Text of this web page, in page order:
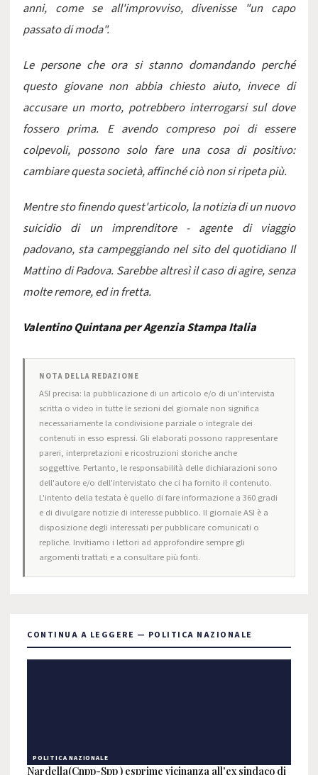
anni, come se all'improvviso, divenisse "un capo
passato di moda".
Le persone che ora si stanno domandando perché
questo giovane non abbia chiesto aiuto, invece di
accusare un morto, potrebbero interrogarsi sul dove
fossero prima. E avendo compreso poi di essere
colpevoli, possono solo fare una cosa di positivo:
cambiare questa società, affinché ciò non si ripeta più.
Mentre sto finendo quest'articolo, la notizia di un nuovo
suicidio di un imprenditore - agente di viaggio
padovano, sta campeggiando nel sito del quotidiano Il
Mattino di Padova. Sarebbe altresì il caso di agire, senza
molte remore, ed in fretta.
Valentino Quintana per Agenzia Stampa Italia
NOTA DELLA REDAZIONE
ASI precisa: la pubblicazione di un articolo e/o di un'intervista
scritta o video in tutte le sezioni del giornale non significa
necessariamente la condivisione parziale o integrale dei
contenuti in esso espressi. Gli elaborati possono rappresentare
pareri, interpretazioni e ricostruzioni storiche anche
soggettive. Pertanto, le responsabilità delle dichiarazioni sono
dell'autore e/o dell'intervistato che ci ha fornito il contenuto.
L'intento della testata è quello di fare informazione a 360 gradi
e di divulgare notizie di interesse pubblico. Il giornale ASI è a
disposizione degli interessati per pubblicare comunicati o
repliche. Invitiamo i lettori ad approfondire sempre gli
argomenti trattati e a consultare più fonti.
CONTINUA A LEGGERE — POLITICA NAZIONALE
POLITICA NAZIONALE
Nardella(Cnpp-Spp ) esprime vicinanza all'ex sindaco di